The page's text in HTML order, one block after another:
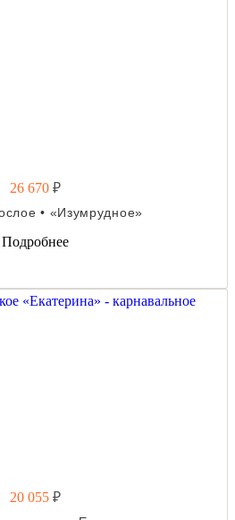
26 670 ₽
• «Изумрудное»
Подробнее
20 055 ₽